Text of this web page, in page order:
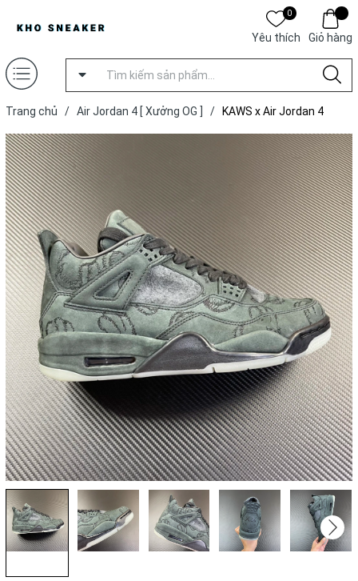
0
Yêu thích Giỏ hàng
Trang chủ / Air Jordan 4 [ Xưởng OG ] /
KAWS x Air Jordan 4